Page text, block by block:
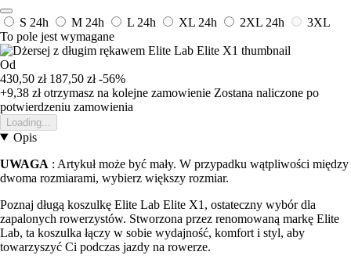
S 24h M 24h L 24h XL 24h 2XL 24h
3XL
To pole jest wymagane
Od
430,50 zł 187,50 zł -56%
+9,38 złotrzymasz na kolejne zamowienie Zostana naliczone po
potwierdzeniu zamowienia
Loading...
Opis
UWAGA : Artykuł może być mały. W przypadku wątpliwości między
dwoma rozmiarami, wybierz większy rozmiar.
Poznaj długą koszulkę Elite Lab Elite X1, ostateczny wybór dla
zapalonych rowerzystów. Stworzona przez renomowaną markę Elite
Lab, ta koszulka łączy w sobie wydajność, komfort i styl, aby
towarzyszyć Ci podczas jazdy na rowerze.